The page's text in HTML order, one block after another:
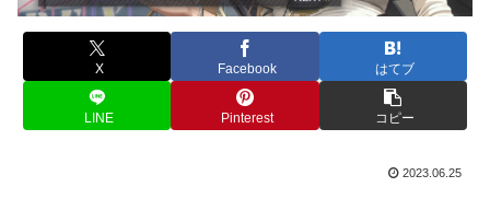
X Facebook はてブ
LINE Pinterest コピー
2023.06.25